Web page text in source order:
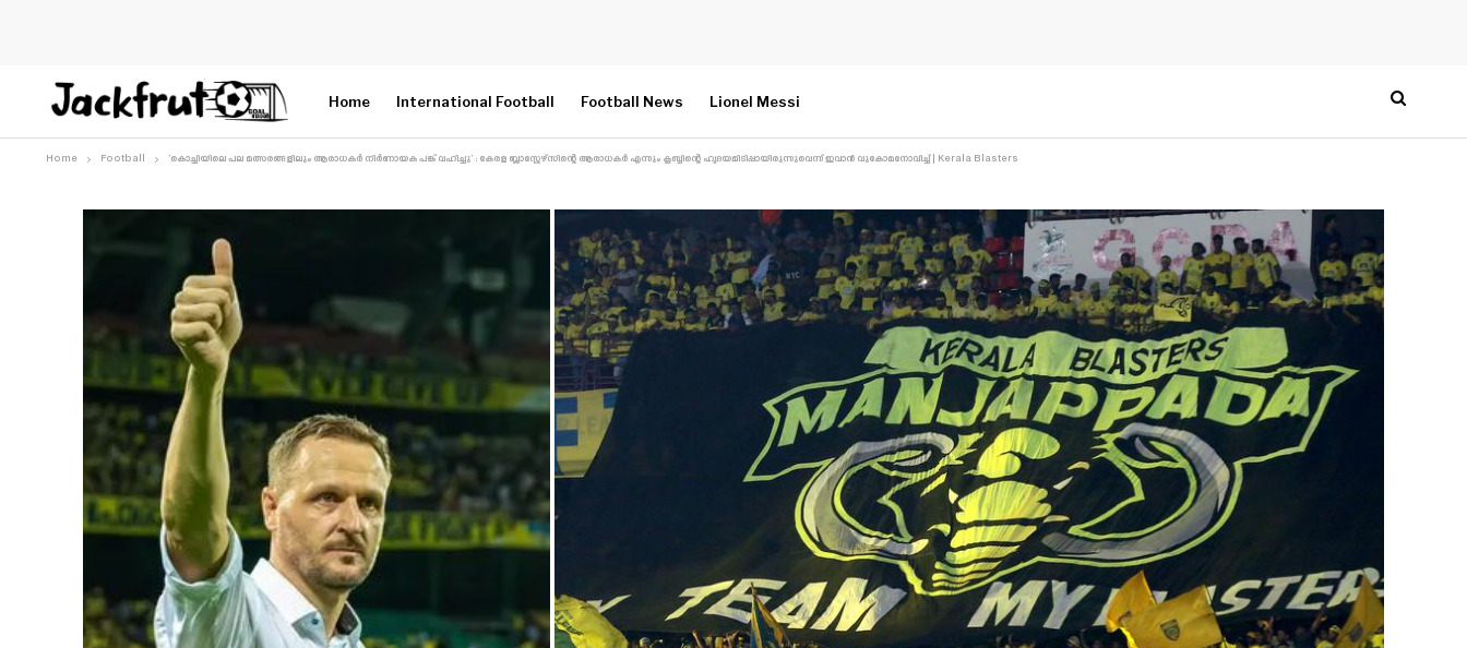
Home International Football Football News Lionel Messi
Home Football ‘കൊച്ചിയിലെ പല മത്സരങ്ങളിലും ആരാധകർ നിർണായക പങ്ക് വഹിച്ചു’ : കേരള ബ്ലാസ്റ്റേഴ്സിന്റെ ആരാധകർ എന്നും ക്ലബ്ബിന്റെ ഹൃദയമിടിപ്പായിരുന്നുവെന്ന് ഇവാൻ വുകോമനോവിച്ച് | Kerala Blasters